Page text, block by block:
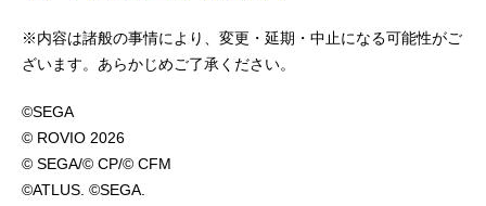
※内容は諸般の事情により、変更・延期・中止になる可能性がご
ざいます。あらかじめご了承ください。
©SEGA
© ROVIO 2026
© SEGA/© CP/© CFM
©ATLUS. ©SEGA.